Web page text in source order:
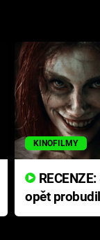
KINOFILMY
opět
přichází s